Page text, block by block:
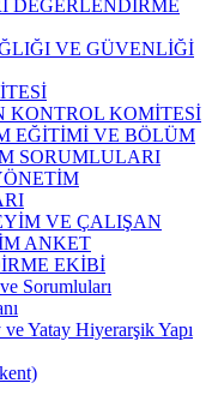
DEĞERLENDİRME
VE GÜVENLİĞİ
KONTROL KOMİTESİ
EĞİTİMİ VE BÖLÜM
SORUMLULARI
VE ÇALIŞAN
ANKET
EKİBİ
Sorumluları
Yatay Hiyerarşik Yapı